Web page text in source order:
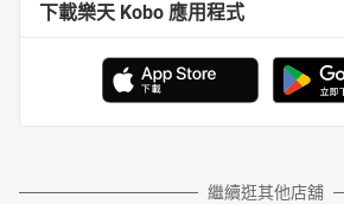
下載樂天 Kobo 應用程式
繼續逛其他店舖